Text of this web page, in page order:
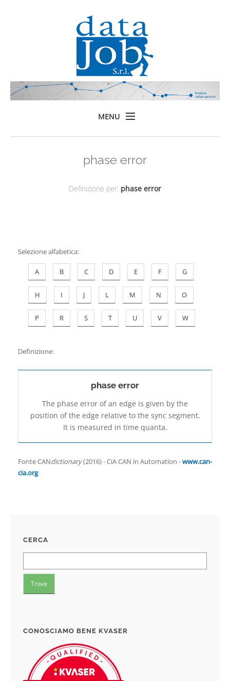
MENU
phase error
Definizione per: phase error
Selezione alfabetica:
A B C D E F G
H I J L M N O
P R S T U V W
Definizione:
phase error
The phase error of an edge is given by the
position of the edge relative to the sync segment.
It is measured in time quanta.
Fonte CANdictionary(2016) - CiA CAN in Automation -www.can-
cia.org
CERCA
CONOSCIAMO BENE KVASER